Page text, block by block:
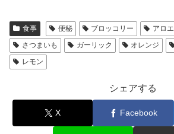
食事 便秘 ブロッコリー アロエ
さつまいも
ガーリック オレンジ
レモン
シェアする
X Facebook